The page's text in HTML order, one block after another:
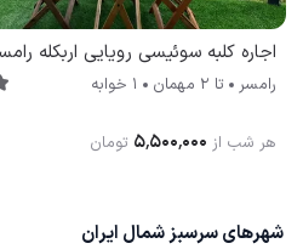
اجاره کلبه سوئیسی رویایی اربکله
رامسر تا 2 مهمان 1 خوابه
هر شب از ۵٬۵۰۰٬۰۰۰ تومان
شهرهای سرسبز شمال ایران